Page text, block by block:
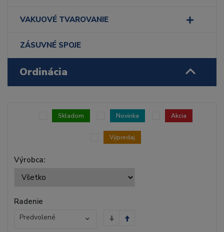
VAKUOVÉ TVAROVANIE
ZÁSUVNÉ SPOJE
Ordinácia
Výrobca:
Skladom Novinka Akcia
Výpredaj
Radenie
Predvolené